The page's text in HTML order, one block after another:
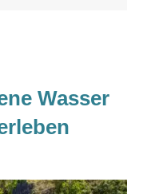
Wasser